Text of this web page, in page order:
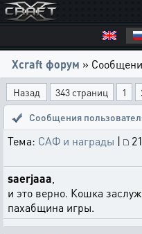
Xcraft форум »
Назад 343 страниц 1
Сообщения
Тема: САФ и награды |
saerjaaa
и это верно. Кошка
пахабщина игры.